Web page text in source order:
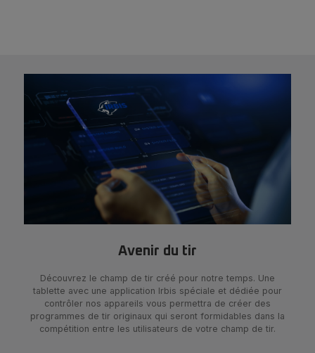
Avenir du tir
Découvrez le champ de tir créé pour notre temps. Une
tablette avec une application Irbis spéciale et dédiée pour
contrôler nos appareils vous permettra de créer des
programmes de tir originaux qui seront formidables dans la
compétition entre les utilisateurs de votre champ de tir.